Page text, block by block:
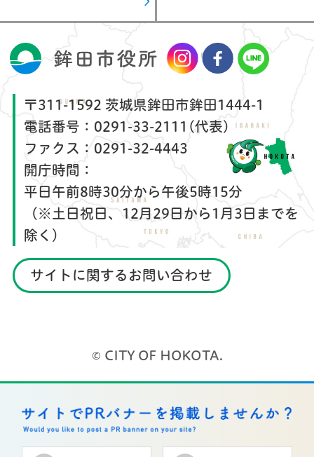
〒311-1592 茨城県鉾田市鉾田1444-1
電話番号： 0291-33-2111(代表)
ファクス： 0291-32-4443
開庁時間：
平日午前8時30分から午後5時15分
（※土日祝日、12月29日から1月3日までを
除く）
サイトに関するお問い合わせ
© CITY OF HOKOTA.